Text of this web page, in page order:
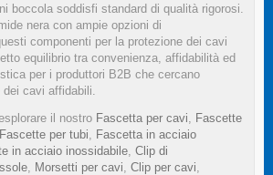
boccola soddisfi standard di qualità rigorosi.
nera con ampie opzioni di
componenti per la protezione dei cavi
equilibrio tra convenienza, affidabilità ed
per i produttori B2B che cercano
cavi affidabili.
il nostro Fascetta per cavi
Fascette
Fascette per tubi
Fascetta in acciaio
in acciaio inossidabile Clip di
Morsetti per cavi Clip per cavi